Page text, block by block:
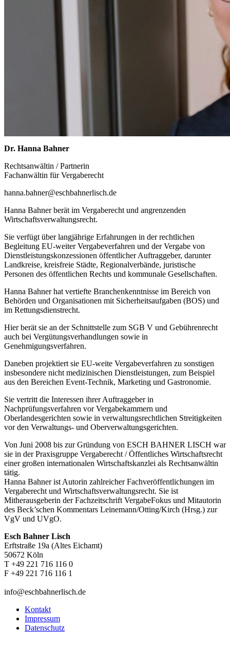
Dr. Hanna Bahner
Rechtsanwältin / Partnerin
Fachanwältin für Vergaberecht
hanna.bahner@eschbahnerlisch.de
Hanna Bahner berät im Vergaberecht und angrenzenden
Wirtschaftsverwaltungsrecht.
Sie verfügt über langjährige Erfahrungen in der rechtlichen
Begleitung EU-weiter Vergabeverfahren und der Vergabe von
Dienstleistungskonzessionen öffentlicher Auftraggeber, darunter
Landkreise, kreisfreie Städte, Regionalverbände, juristische
Personen des öffentlichen Rechts und kommunale Gesellschaften.
Hanna Bahner hat vertiefte Branchenkenntnisse im Bereich von
Behörden und Organisationen mit Sicherheitsaufgaben (BOS) und
im Rettungsdienstrecht.
Hier berät sie an der Schnittstelle zum SGB V und Gebührenrecht
auch bei Vergütungsverhandlungen sowie in
Genehmigungsverfahren.
Daneben projektiert sie EU-weite Vergabeverfahren zu sonstigen
insbesondere nicht medizinischen Dienstleistungen, zum Beispiel
aus den Bereichen Event-Technik, Marketing und Gastronomie.
Sie vertritt die Interessen ihrer Auftraggeber in
Nachprüfungsverfahren vor Vergabekammern und
Oberlandesgerichten sowie in verwaltungsrechtlichen Streitigkeiten
vor den Verwaltungs- und Oberverwaltungsgerichten.
Von Juni 2008 bis zur Gründung von ESCH BAHNER LISCH war
sie in der Praxisgruppe Vergaberecht / Öffentliches Wirtschaftsrecht
einer großen internationalen Wirtschaftskanzlei als Rechtsanwältin
tätig.
Hanna Bahner ist Autorin zahlreicher Fachveröffentlichungen im
Vergaberecht und Wirtschaftsverwaltungsrecht. Sie ist
Mitherausgeberin der Fachzeitschrift VergabeFokus und Mitautorin
des Beck’schen Kommentars Leinemann/Otting/Kirch (Hrsg.) zur
VgV und UVgO.
Esch Bahner Lisch
Erftstraße 19a (Altes Eichamt)
50672 Köln
T +49 221 716 116 0
F +49 221 716 116 1
info@eschbahnerlisch.de
Kontakt
Impressum
Datenschutz